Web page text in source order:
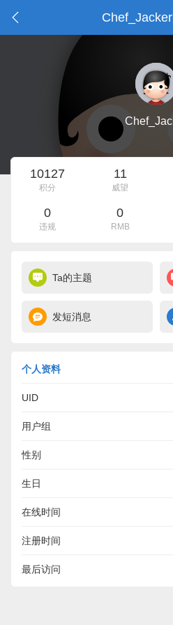
10127
积分
11
威望
0
违规
0
RMB
Ta的主题
发短消息
个人资料
UID
用户组
性别
生日
在线时间
注册时间
最后访问